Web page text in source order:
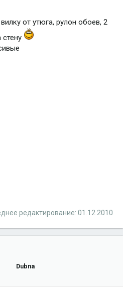
от утюга, рулон обоев, 2
стену
редактирование: 01.12.2010
Dubna